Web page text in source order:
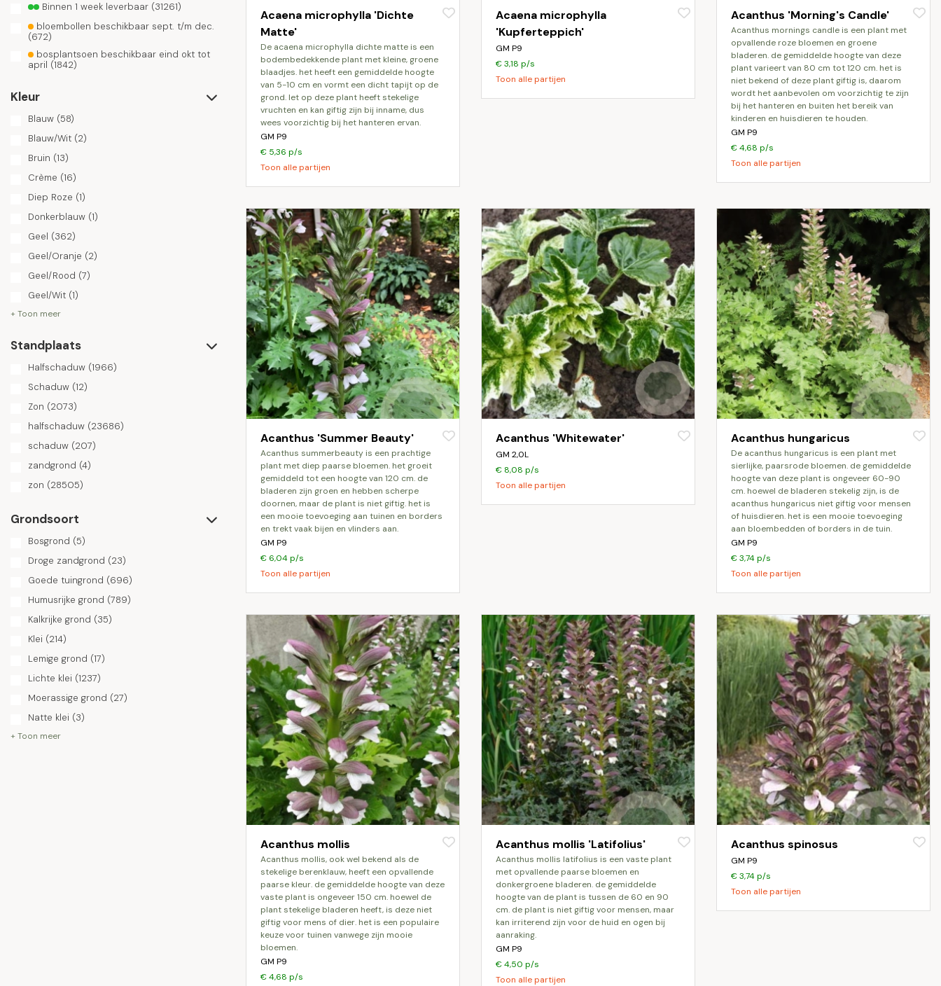
Binnen 1 week leverbaar (31261)
bloembollen beschikbaar sept. t/m dec.
(672)
bosplantsoen beschikbaar eind okt tot
april (1842)
Kleur
Blauw (58)
Blauw/Wit (2)
Bruin (13)
Crème (16)
Diep Roze (1)
Donkerblauw (1)
Geel (362)
Geel/Oranje (2)
Geel/Rood (7)
Geel/Wit (1)
+ Toon meer
Standplaats
Halfschaduw (1966)
Schaduw (12)
Zon (2073)
halfschaduw (23686)
schaduw (207)
zandgrond (4)
zon (28505)
Grondsoort
Bosgrond (5)
Droge zandgrond (23)
Goede tuingrond (696)
Humusrijke grond (789)
Kalkrijke grond (35)
Klei (214)
Lemige grond (17)
Lichte klei (1237)
Moerassige grond (27)
Natte klei (3)
+ Toon meer
Acaena microphylla 'Dichte
Matte'
de acaena microphylla dichte matte is een
bodembedekkende plant met kleine, groene
blaadjes. het heeft een gemiddelde hoogte
van 5-10 cm en vormt een dicht tapijt op de
grond. let op deze plant heeft stekelige
vruchten en kan giftig zijn bij inname, dus
wees voorzichtig bij het hanteren ervan.
GM P9
€ 5,36 p/s
Toon alle partijen
Acaena microphylla
'Kupferteppich'
GM P9
€ 3,18 p/s
Toon alle partijen
Acanthus 'Morning's Candle'
acanthus mornings candle is een plant met
opvallende roze bloemen en groene
bladeren. de gemiddelde hoogte van deze
plant varieert van 80 cm tot 120 cm. het is
niet bekend of deze plant giftig is, daarom
wordt het aanbevolen om voorzichtig te zijn
bij het hanteren en buiten het bereik van
kinderen en huisdieren te houden.
GM P9
€ 4,68 p/s
Toon alle partijen
Acanthus 'Summer Beauty'
acanthus summerbeauty is een prachtige
plant met diep paarse bloemen. het groeit
gemiddeld tot een hoogte van 120 cm. de
bladeren zijn groen en hebben scherpe
doornen, maar de plant is niet giftig. het is
een mooie toevoeging aan tuinen en borders
en trekt vaak bijen en vlinders aan.
GM P9
€ 6,04 p/s
Toon alle partijen
Acanthus 'Whitewater'
GM 2,0L
€ 8,08 p/s
Toon alle partijen
Acanthus hungaricus
de acanthus hungaricus is een plant met
sierlijke, paarsrode bloemen. de gemiddelde
hoogte van deze plant is ongeveer 60-90
cm. hoewel de bladeren stekelig zijn, is de
acanthus hungaricus niet giftig voor mensen
of huisdieren. het is een mooie toevoeging
aan bloembedden of borders in de tuin.
GM P9
€ 3,74 p/s
Toon alle partijen
Acanthus mollis
acanthus mollis, ook wel bekend als de
stekelige berenklauw, heeft een opvallende
paarse kleur. de gemiddelde hoogte van deze
vaste plant is ongeveer 150 cm. hoewel de
plant stekelige bladeren heeft, is deze niet
giftig voor mens of dier. het is een populaire
keuze voor tuinen vanwege zijn mooie
bloemen.
GM P9
€ 4,68 p/s
Acanthus mollis 'Latifolius'
acanthus mollis latifolius is een vaste plant
met opvallende paarse bloemen en
donkergroene bladeren. de gemiddelde
hoogte van de plant is tussen de 60 en 90
cm. de plant is niet giftig voor mensen, maar
kan irriterend zijn voor de huid en ogen bij
aanraking.
GM P9
€ 4,50 p/s
Toon alle partijen
Acanthus spinosus
GM P9
€ 3,74 p/s
Toon alle partijen